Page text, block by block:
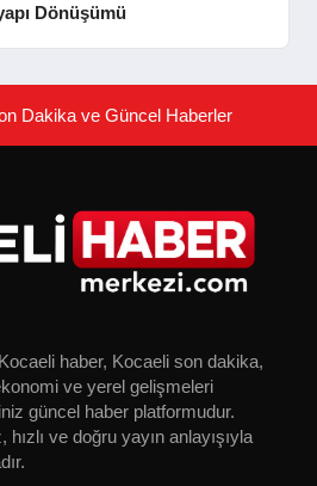
Dönüşümü
Dakika ve Güncel Haberler
haber, Kocaeli son dakika,
ve yerel gelişmeleri
güncel haber platformudur.
ve doğru yayın anlayışıyla